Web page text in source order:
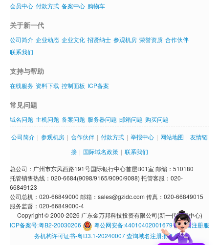
会员中心 付款方式 备案中心 购物车
关于新一代
公司简介 企业动态 企业文化 招贤纳士 参观机房 荣誉资质 合作伙伴
联系我们
支持与帮助
在线服务 资料下载 控制面板 ICP备案
常见问题
域名问题 主机问题 备案问题 服务器问题 邮箱问题 购买问题
公司简介 | 参观机房 | 合作伙伴 | 付款方式 | 举报中心 | 网站地图 | 友情链
接 | 国际域名政策 | 联系我们
总公司：广州市东风西路191号国际银行中心首层B01室 邮编：510180
托管销售热线：020-6684(9098/9165/9090/9088) 托管客服：020-
66849123
公司总机：020-66849000 邮箱：sales@gzidc.com 传真：020-66849015
服务监督：020-66849000-4
Copyright © 2000-2026 广东金万邦科技投资有限公司(新一代数据中心)
ICP备案号:粤B2-20030206
粤公网安备:44010402001679号域名注册服
务机构许可证书-粤D3.1-20240007 查询域名注册批复公示